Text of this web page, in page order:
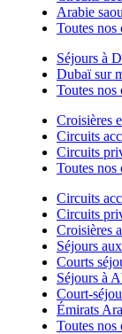
Arabie
Toutes nos
Séjours à
Dubaï sur
Toutes
Croisières
Circuits
Circuits
Toutes nos
Circuits
Circuits
Croisières
Séjours
Courts
Séjours à
Court-
Émirats
Toutes